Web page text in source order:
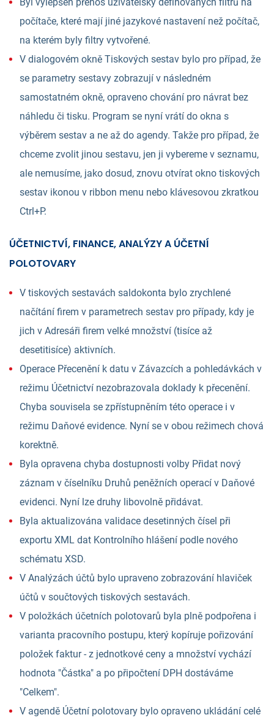
počítače, které mají jiné jazykové nastavení než počítač,
na kterém byly filtry vytvořené.
V dialogovém okně Tiskových sestav bylo pro případ, že
se parametry sestavy zobrazují v následném
samostatném okně, opraveno chování pro návrat bez
náhledu či tisku. Program se nyní vrátí do okna s
výběrem sestav a ne až do agendy. Takže pro případ, že
chceme zvolit jinou sestavu, jen ji vybereme v seznamu,
ale nemusíme, jako dosud, znovu otvírat okno tiskových
sestav ikonou v ribbon menu nebo klávesovou zkratkou
Ctrl+P.
ÚČETNICTVÍ, FINANCE, ANALÝZY A ÚČETNÍ
POLOTOVARY
V tiskových sestavách saldokonta bylo zrychlené
načítání firem v parametrech sestav pro případy, kdy je
jich v Adresáři firem velké množství (tisíce až
desetitisíce) aktivních.
Operace Přecenění k datu v Závazcích a pohledávkách v
režimu Účetnictví nezobrazovala doklady k přecenění.
Chyba souvisela se zpřístupněním této operace i v
režimu Daňové evidence. Nyní se v obou režimech chová
korektně.
Byla opravena chyba dostupnosti volby Přidat nový
záznam v číselníku Druhů peněžních operací v Daňové
evidenci. Nyní lze druhy libovolně přidávat.
Byla aktualizována validace desetinných čísel při
exportu XML dat Kontrolního hlášení podle nového
schématu XSD.
V Analýzách účtů bylo upraveno zobrazování hlaviček
účtů v součtových tiskových sestavách.
V položkách účetních polotovarů byla plně podpořena i
varianta pracovního postupu, který kopíruje pořizování
položek faktur - z jednotkové ceny a množství vychází
hodnota "Částka" a po připočtení DPH dostáváme
"Celkem".
V agendě Účetní polotovary bylo opraveno ukládání celé